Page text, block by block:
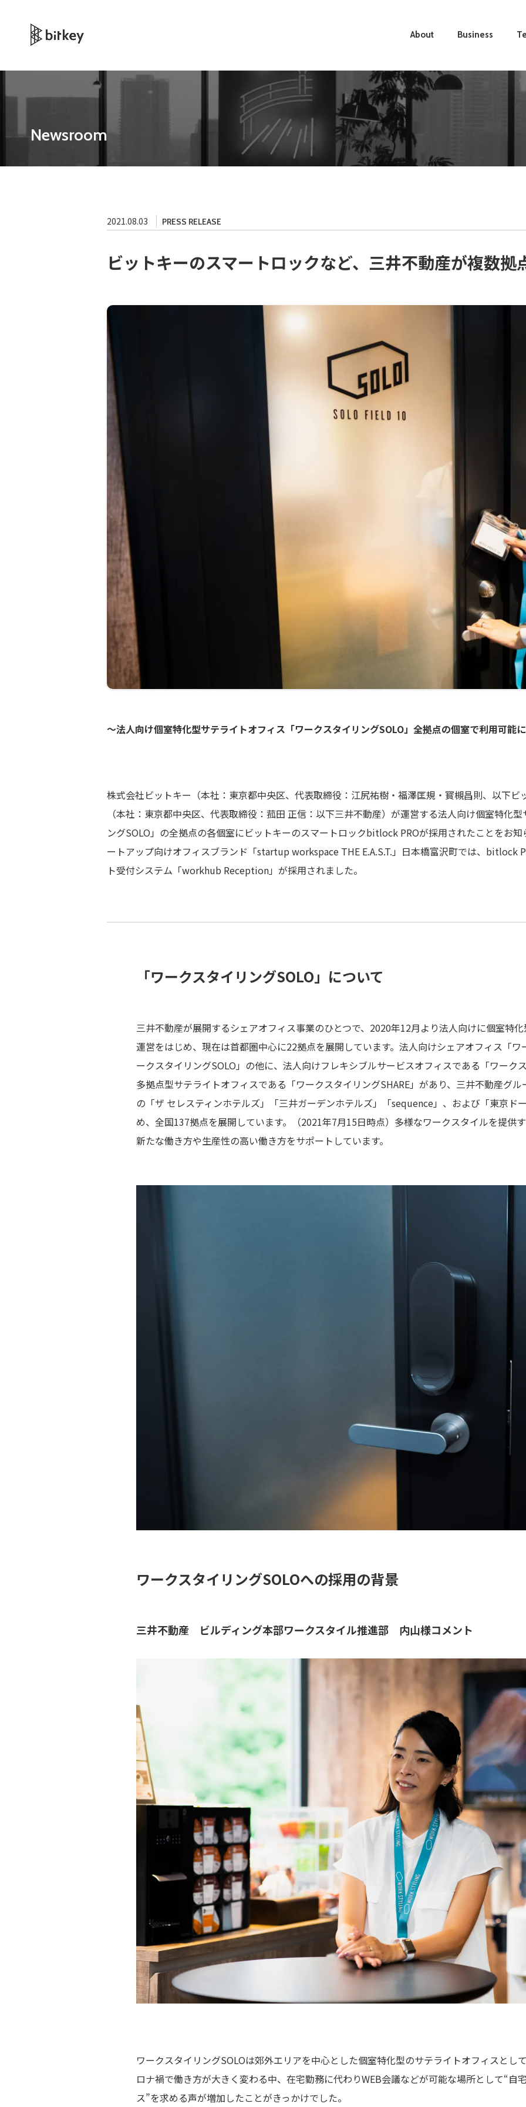
About Business
Newsroom
2021.08.03 PRESS RELEASE
ビットキーのスマートロックなど、三井不動産が複数拠
〜法人向け個室特化型サテライトオフィス「ワークスタイリングSOLO」全拠点の個室で利用可能
株式会社ビットキー（本社：東京都中央区、代表取締役：江尻祐樹・福澤匡規・寳槻昌則、以下
（本社：東京都中央区、代表取締役：菰田 正信：以下三井不動産）が運営する法人向け個室特化
ングSOLO」の全拠点の各個室にビットキーのスマートロックbitlock PROが採用されたことをお
ートアップ向けオフィスブランド「startup workspace THE E.A.S.T.」日本橋富沢町では、bitlock
ト受付システム「workhub Reception」が採用されました。
「ワークスタイリングSOLO」について
三井不動産が展開するシェアオフィス事業のひとつで、2020年12月より法人向けに個室特
運営をはじめ、現在は首都圏中心に22拠点を展開しています。法人向けシェアオフィス「
ークスタイリングSOLO」の他に、法人向けフレキシブルサービスオフィスである「ワーク
多拠点型サテライトオフィスである「ワークスタイリングSHARE」があり、三井不動産グ
の「ザ セレスティンホテルズ」「三井ガーデンホテルズ」「sequence」、および「東京ド
め、全国137拠点を展開しています。（2021年7月15日時点）多様なワークスタイルを提供
新たな働き方や生産性の高い働き方をサポートしています。
ワークスタイリングSOLOへの採用の背景
三井不動産 ビルディング本部ワークスタイル推進部 内山様コメント
ワークスタイリングSOLOは郊外エリアを中心とした個室特化型のサテライトオフィスとし
ロナ禍で働き方が大きく変わる中、在宅勤務に代わりWEB会議などが可能な場所として“自
ス”を求める声が増加したことがきっかけでした。